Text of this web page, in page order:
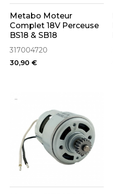
Metabo Moteur
Complet 18V Perceuse
BS18 & SB18
(317004720 -
317004430)
317004720
30,90 €
..